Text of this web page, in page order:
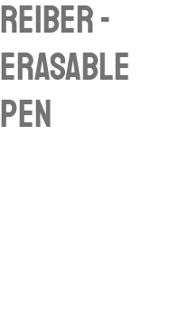
reiber -
erasable
pen